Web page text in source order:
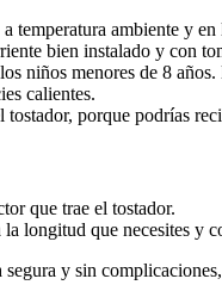
temperatura ambiente y
bien instalado y con
niños menores de 8
calientes.
tostador, porque podrías
que trae el tostador.
longitud que necesites y
y sin